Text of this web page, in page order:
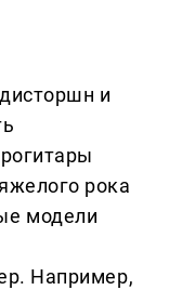
и
рока
модели
Например,